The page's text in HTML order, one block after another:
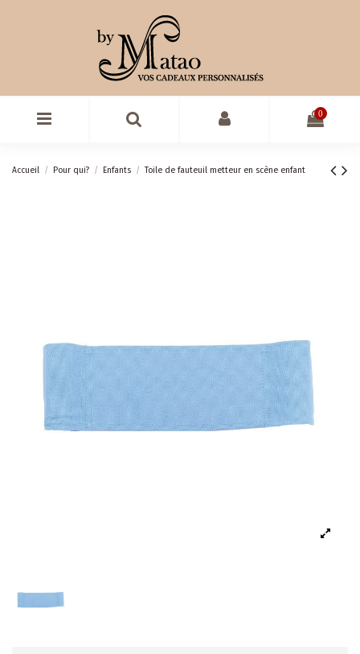
0
Accueil Pour qui? Enfants Toile de fauteuil metteur en scène enfant